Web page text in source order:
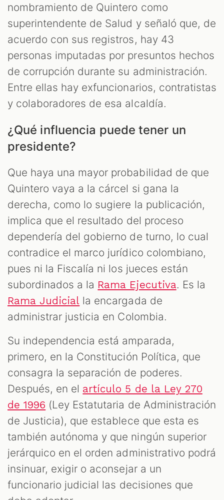
nombramiento de Quintero como
superintendente de Salud y señaló que, de
acuerdo con sus registros, hay 43
personas imputadas por presuntos hechos
de corrupción durante su administración.
Entre ellas hay exfuncionarios, contratistas
y colaboradores de esa alcaldía.
¿Qué influencia puede tener un
presidente?
Que haya una mayor probabilidad de que
Quintero vaya a la cárcel si gana la
derecha, como lo sugiere la publicación,
implica que el resultado del proceso
dependería del gobierno de turno, lo cual
contradice el marco jurídico colombiano,
pues ni la Fiscalía ni los jueces están
subordinados a la Rama Ejecutiva. Es la
Rama Judicial la encargada de
administrar justicia en Colombia.
Su independencia está amparada,
primero, en la Constitución Política, que
consagra la separación de poderes.
Después, en el artículo 5 de la Ley 270
de 1996 (Ley Estatutaria de Administración
de Justicia), que establece que esta es
también autónoma y que ningún superior
jerárquico en el orden administrativo podrá
insinuar, exigir o aconsejar a un
funcionario judicial las decisiones que